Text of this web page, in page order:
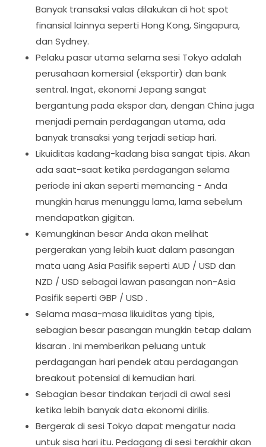
Banyak transaksi valas dilakukan di hot spot
finansial lainnya seperti Hong Kong, Singapura,
dan Sydney.
Pelaku pasar utama selama sesi Tokyo adalah
perusahaan komersial (eksportir) dan bank
sentral. Ingat, ekonomi Jepang sangat
bergantung pada ekspor dan, dengan China juga
menjadi pemain perdagangan utama, ada
banyak transaksi yang terjadi setiap hari.
Likuiditas kadang-kadang bisa sangat tipis. Akan
ada saat-saat ketika perdagangan selama
periode ini akan seperti memancing - Anda
mungkin harus menunggu lama, lama sebelum
mendapatkan gigitan.
Kemungkinan besar Anda akan melihat
pergerakan yang lebih kuat dalam pasangan
mata uang Asia Pasifik seperti AUD / USD dan
NZD / USD sebagai lawan pasangan non-Asia
Pasifik seperti GBP / USD .
Selama masa-masa likuiditas yang tipis,
sebagian besar pasangan mungkin tetap dalam
kisaran . Ini memberikan peluang untuk
perdagangan hari pendek atau perdagangan
breakout potensial di kemudian hari.
Sebagian besar tindakan terjadi di awal sesi
ketika lebih banyak data ekonomi dirilis.
Bergerak di sesi Tokyo dapat mengatur nada
untuk sisa hari itu. Pedagang di sesi terakhir akan